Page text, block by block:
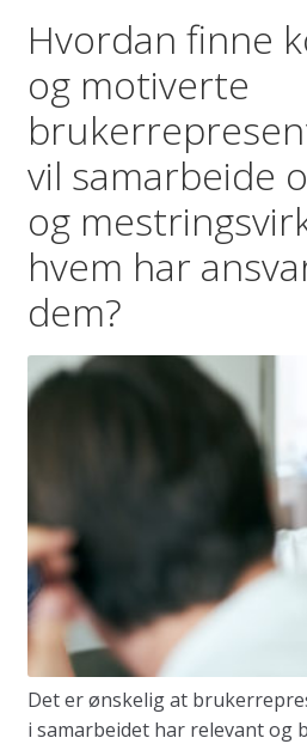
Hvordan finne
og motiverte
vil samarbeide
og
hvem har
dem?
Det er ønskelig at
i samarbeidet har relevant og